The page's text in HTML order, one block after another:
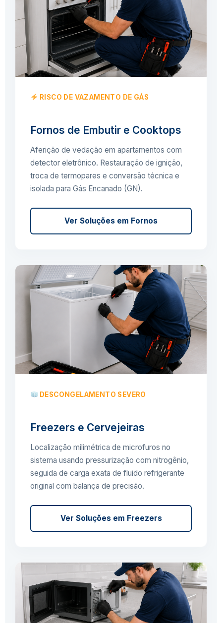
RISCO DE VAZAMENTO DE GÁS
Fornos de Embutir e Cooktops
Aferição de vedação em apartamentos com
detector eletrônico. Restauração de ignição,
troca de termopares e conversão técnica e
isolada para Gás Encanado (GN).
Ver Soluções em Fornos
DESCONGELAMENTO SEVERO
Freezers e Cervejeiras
Localização milimétrica de microfuros no
sistema usando pressurização com nitrogênio,
seguida de carga exata de fluido refrigerante
original com balança de precisão.
Ver Soluções em Freezers